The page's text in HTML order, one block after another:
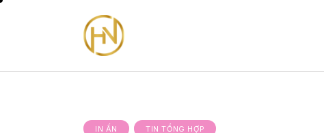
IN ẤN TIN TỔNG HỢP